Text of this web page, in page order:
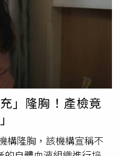
上的研究指出，這種植
在傳統醫學中，葉子被
。兩名科學家伊莎貝爾
Planck）透露，整個
奮。據了解，這並不是
，像是
曾被觀察
管過去已知其他野生靈
有藥用價值的植物，但
新傷口的行為，而且這
具有藥用價值的植物積
」隆胸！產檢竟
構隆胸，該機構宣稱不